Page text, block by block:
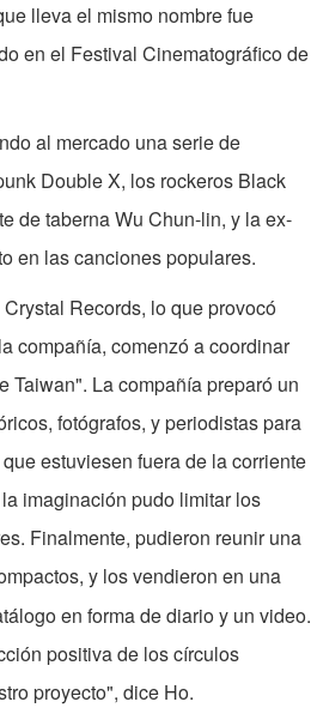
lleva el mismo nombre fue
en el Festival Cinematográfico de
al mercado una serie de
Double X, los rockeros Black
de taberna Wu Chun-lin, y la ex-
en las canciones populares.
Records, lo que provocó
compañía, comenzó a coordinar
Taiwan". La compañía preparó un
fotógrafos, y periodistas para
estuviesen fuera de la corriente
imaginación pudo limitar los
Finalmente, pudieron reunir una
y los vendieron en una
en forma de diario y un video.
positiva de los círculos
proyecto", dice Ho.